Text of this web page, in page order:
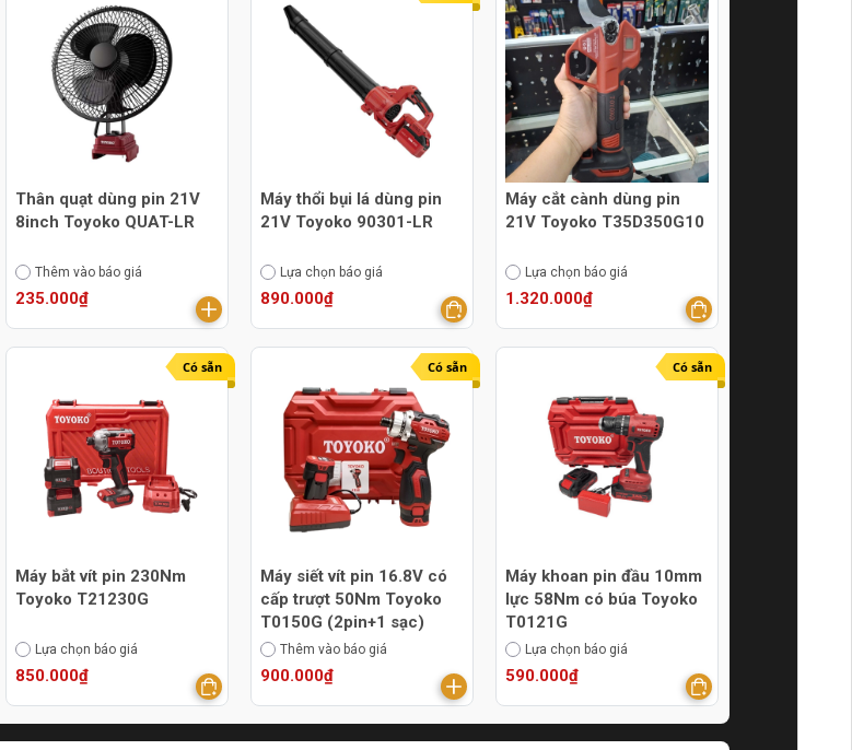
Thân quạt dùng pin 21V
8inch Toyoko QUAT-LR
Thêm vào báo giá
235.000₫
Máy thổi bụi lá dùng pin
21V Toyoko 90301-LR
Lựa chọn báo giá
890.000₫
Máy cắt cành dùng pin
21V Toyoko T35D350G10
Lựa chọn báo giá
1.320.000₫
Có sẵn
Máy bắt vít pin 230Nm
Toyoko T21230G
Lựa chọn báo giá
850.000₫
Có sẵn
Máy siết vít pin 16.8V có
cấp trượt 50Nm Toyoko
T0150G (2pin+1 sạc)
Thêm vào báo giá
900.000₫
Có sẵn
Máy khoan pin đầu 10mm
lực 58Nm có búa Toyoko
T0121G
Lựa chọn báo giá
590.000₫